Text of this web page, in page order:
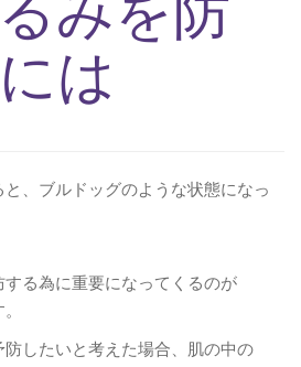
は
、ブルドッグのような状態になっ
る為に重要になってくるのが
したいと考えた場合、肌の中の